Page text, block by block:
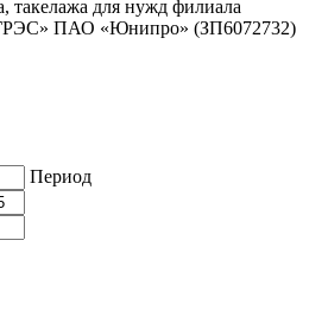
такелажа для нужд филиала
ПАО «Юнипро» (ЗП6072732)
Период